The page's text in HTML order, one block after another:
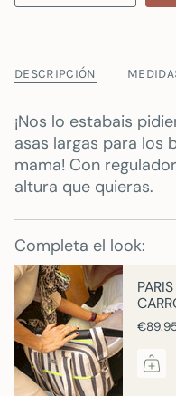
DESCRIPCIÓN
¡Nos lo estabais
asas largas para los
mama! Con
altura que quieras.
Completa el look: